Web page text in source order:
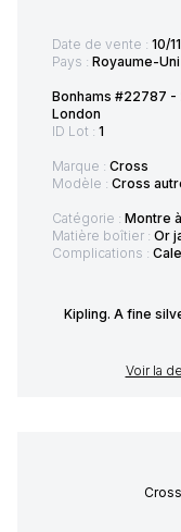
Date de vente : 10/
Pays : Royaume-Uni
Bonhams #22787 -
London
ID Lot : 1
Marque : Cross
Modèle : Cross
Catégorie : Montre
Matière boîtier : Or
Complications :
Kipling. A fine
Voir la